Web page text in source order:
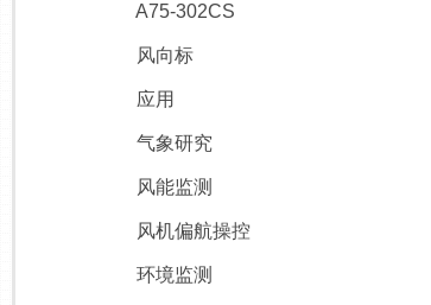
A75-302CS
风向标
应用
气象研究
风能监测
风机偏航操控
环境监测